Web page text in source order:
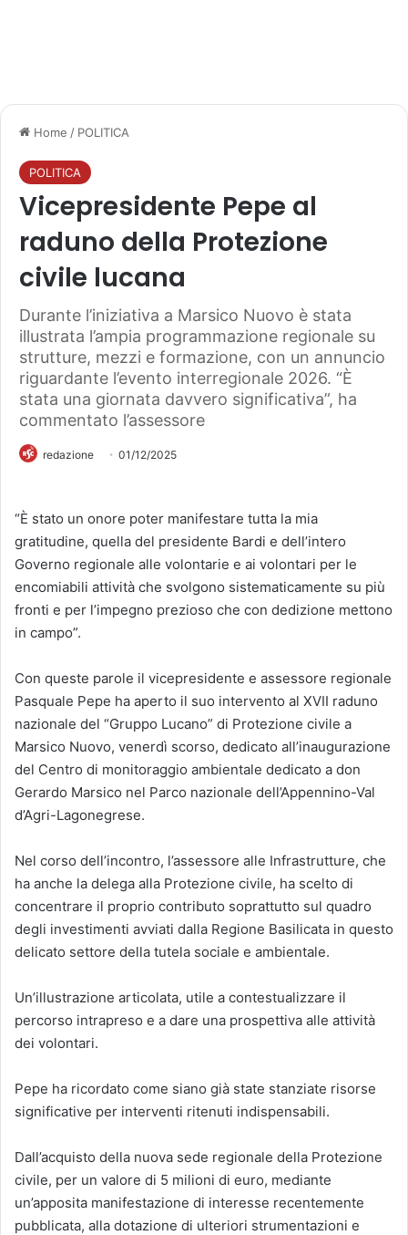
Home / POLITICA
POLITICA
Vicepresidente Pepe al
raduno della Protezione
civile lucana
Durante l’iniziativa a Marsico Nuovo è stata
illustrata l’ampia programmazione regionale su
strutture, mezzi e formazione, con un annuncio
riguardante l’evento interregionale 2026. “È
stata una giornata davvero significativa”, ha
commentato l’assessore
redazione 01/12/2025
“È stato un onore poter manifestare tutta la mia
gratitudine, quella del presidente Bardi e dell’intero
Governo regionale alle volontarie e ai volontari per le
encomiabili attività che svolgono sistematicamente su più
fronti e per l’impegno prezioso che con dedizione mettono
in campo”.
Con queste parole il vicepresidente e assessore regionale
Pasquale Pepe ha aperto il suo intervento al XVII raduno
nazionale del “Gruppo Lucano” di Protezione civile a
Marsico Nuovo, venerdì scorso, dedicato all’inaugurazione
del Centro di monitoraggio ambientale dedicato a don
Gerardo Marsico nel Parco nazionale dell’Appennino-Val
d’Agri-Lagonegrese.
Nel corso dell’incontro, l’assessore alle Infrastrutture, che
ha anche la delega alla Protezione civile, ha scelto di
concentrare il proprio contributo soprattutto sul quadro
degli investimenti avviati dalla Regione Basilicata in questo
delicato settore della tutela sociale e ambientale.
Un’illustrazione articolata, utile a contestualizzare il
percorso intrapreso e a dare una prospettiva alle attività
dei volontari.
Pepe ha ricordato come siano già state stanziate risorse
significative per interventi ritenuti indispensabili.
Dall’acquisto della nuova sede regionale della Protezione
civile, per un valore di 5 milioni di euro, mediante
un’apposita manifestazione di interesse recentemente
pubblicata, alla dotazione di ulteriori strumentazioni e